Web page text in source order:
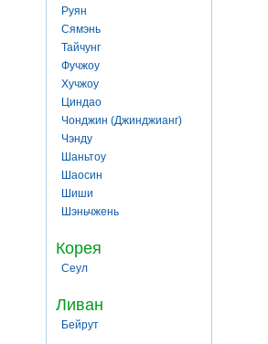
Руян
Сямэнь
Тайчунг
Фучжоу
Хучжоу
Циндао
Чонджин (Джинджианг)
Чэнду
Шаньтоу
Шаосин
Шиши
Шэньчжень
Корея
Сеул
Ливан
Бейрут